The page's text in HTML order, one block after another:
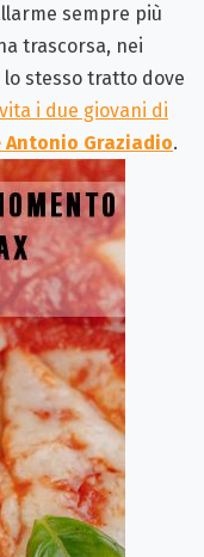
sempre più
trascorsa, nei
stesso tratto dove
i due giovani di
Antonio Graziadio.